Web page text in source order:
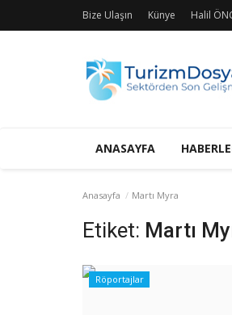
Bize Ulaşın Künye Halil
ANASAYFA
Anasayfa Martı Myra
Etiket: Martı
Röportajlar